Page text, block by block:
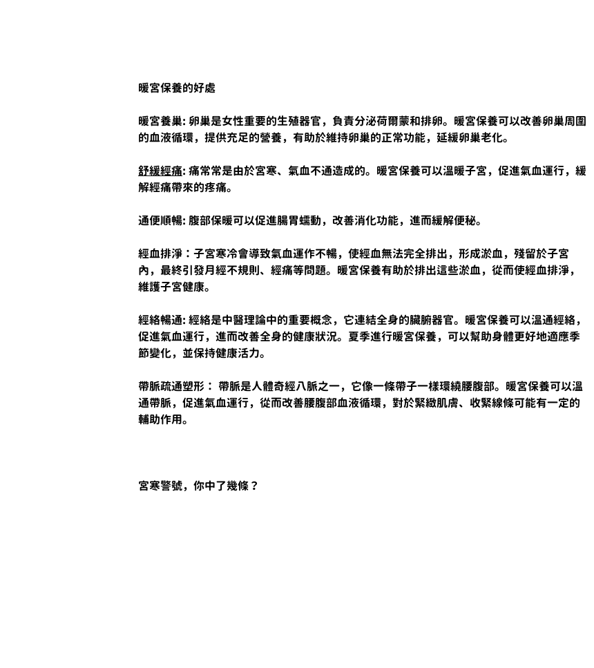
暖宮保養的好處
暖宮養巢: 卵巢是女性重要的生殖器官，負責分泌荷爾蒙和排卵。暖宮保養可以改善卵巢周圍
的血液循環，提供充足的營養，有助於維持卵巢的正常功能，延緩卵巢老化。
舒緩經痛: 痛常常是由於宮寒、氣血不通造成的。暖宮保養可以溫暖子宮，促進氣血運行，緩
解經痛帶來的疼痛。
通便順暢: 腹部保暖可以促進腸胃蠕動，改善消化功能，進而緩解便秘。
經血排淨：子宮寒冷會導致氣血運作不暢，使經血無法完全排出，形成淤血，殘留於子宮
內，最終引發月經不規則、經痛等問題。暖宮保養有助於排出這些淤血，從而使經血排淨，
維護子宮健康。
經絡暢通: 經絡是中醫理論中的重要概念，它連結全身的臟腑器官。暖宮保養可以溫通經絡，
促進氣血運行，進而改善全身的健康狀況。夏季進行暖宮保養，可以幫助身體更好地適應季
節變化，並保持健康活力。
帶脈疏通塑形： 帶脈是人體奇經八脈之一，它像一條帶子一樣環繞腰腹部。暖宮保養可以溫
通帶脈，促進氣血運行，從而改善腰腹部血液循環，對於緊緻肌膚、收緊線條可能有一定的
輔助作用。
宮寒警號，你中了幾條？